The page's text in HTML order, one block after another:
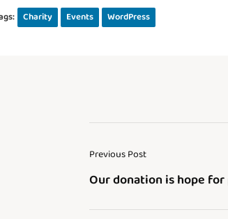
Charity Events WordPress
Previous Post
Our donation is hope